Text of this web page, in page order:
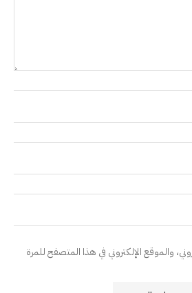
والموقع الإلكتروني في هذا المتصفح للمرة